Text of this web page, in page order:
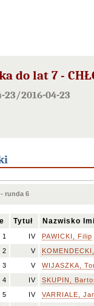
do lat 7 -
23/2016-04-23
runda 6
Tytuł Nazwisko
1 IV
PAWICKI, Filip
2
V
3
V
WIJASZKA,
4
IV
SKUPIN,
5
IV
VARRIALE,